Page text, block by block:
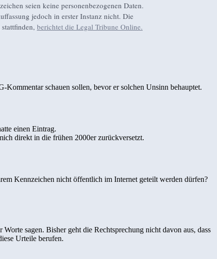
seien keine personenbezogenen Daten.
jedoch in erster Instanz nicht. Die
berichtet die Legal Tribune Online.